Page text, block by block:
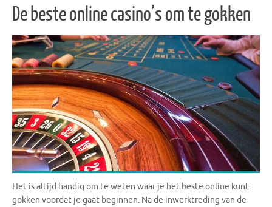
De beste online casino’s om te gokken
Het is altijd handig om te weten waar je het beste online kunt
gokken voordat je gaat beginnen. Na de inwerktreding van de